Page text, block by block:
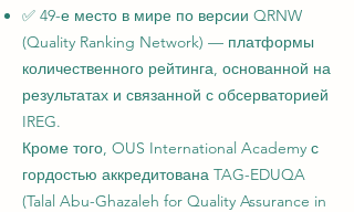
✅ 49-е место в мире по версии QRNW
(Quality Ranking Network) — платформы
количественного рейтинга, основанной на
результатах и связанной с обсерваторией
IREG.
Кроме того, OUS International Academy с
гордостью аккредитована TAG-EDUQA
(Talal Abu-Ghazaleh for Quality Assurance in